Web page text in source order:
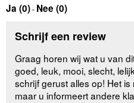
Ja (0)- Nee (0)
Schrijf een review
Graag horen wij wat u van
goed, leuk, mooi, slecht,
schrijf gerust alles op! Het
maar u informeert andere